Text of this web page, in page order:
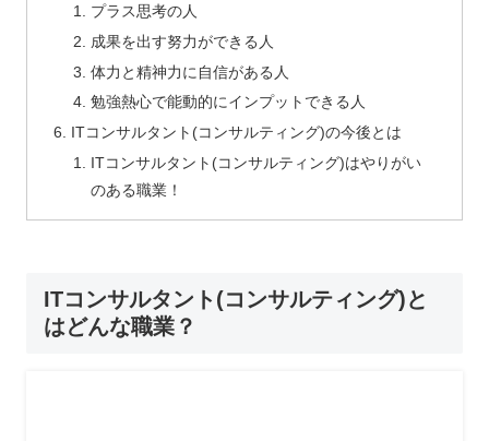
プラス思考の人
成果を出す努力ができる人
体力と精神力に自信がある人
勉強熱心で能動的にインプットできる人
ITコンサルタント(コンサルティング)の今後とは
ITコンサルタント(コンサルティング)はやりがい
のある職業！
ITコンサルタント(コンサルティング)と
はどんな職業？